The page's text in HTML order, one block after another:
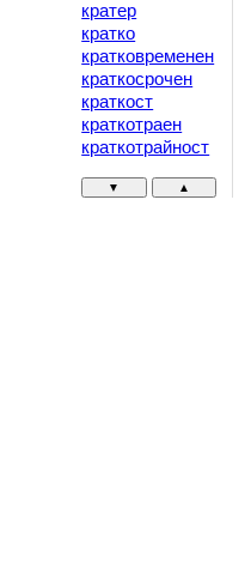
кратер
кратко
кратковременен
краткосрочен
краткост
краткотраен
краткотрайност
▼ ▲